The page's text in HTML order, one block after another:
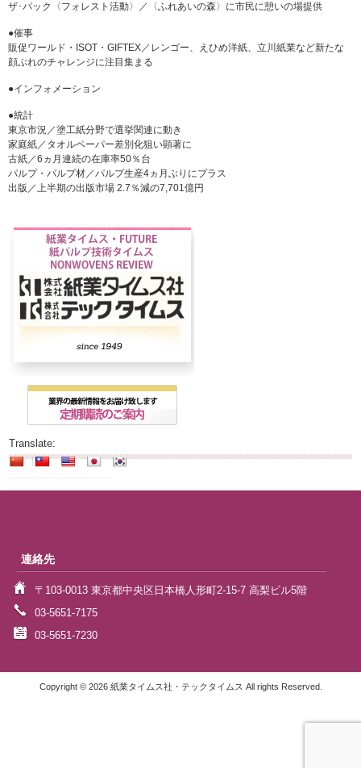
ザ･パック〈フォレスト活動〉／〈ふれあいの森〉に市民に憩いの場提供
●催事
販促ワールド・ISOT・GIFTEX／レンゴー、えひめ洋紙、立川紙業など新たな
顔ぶれのチャレンジに注目集まる
●インフォメーション
●統計
東京市況／塗工紙分野で選挙関連に動き
家庭紙／タオルペーパー差別化狙い顕著に
古紙／6ヵ月連続の在庫率50％台
パルプ・パルプ材／パルプ生産4ヵ月ぶりにプラス
出版／上半期の出版市場 2.7％減の7,701億円
Translate:
連絡先
〒103-0013 東京都中央区日本橋人形町2-15-7 高梨ビル5階
03-5651-7175
03-5651-7230
Copyright © 2026 紙業タイムス社・テックタイムス All rights Reserved.